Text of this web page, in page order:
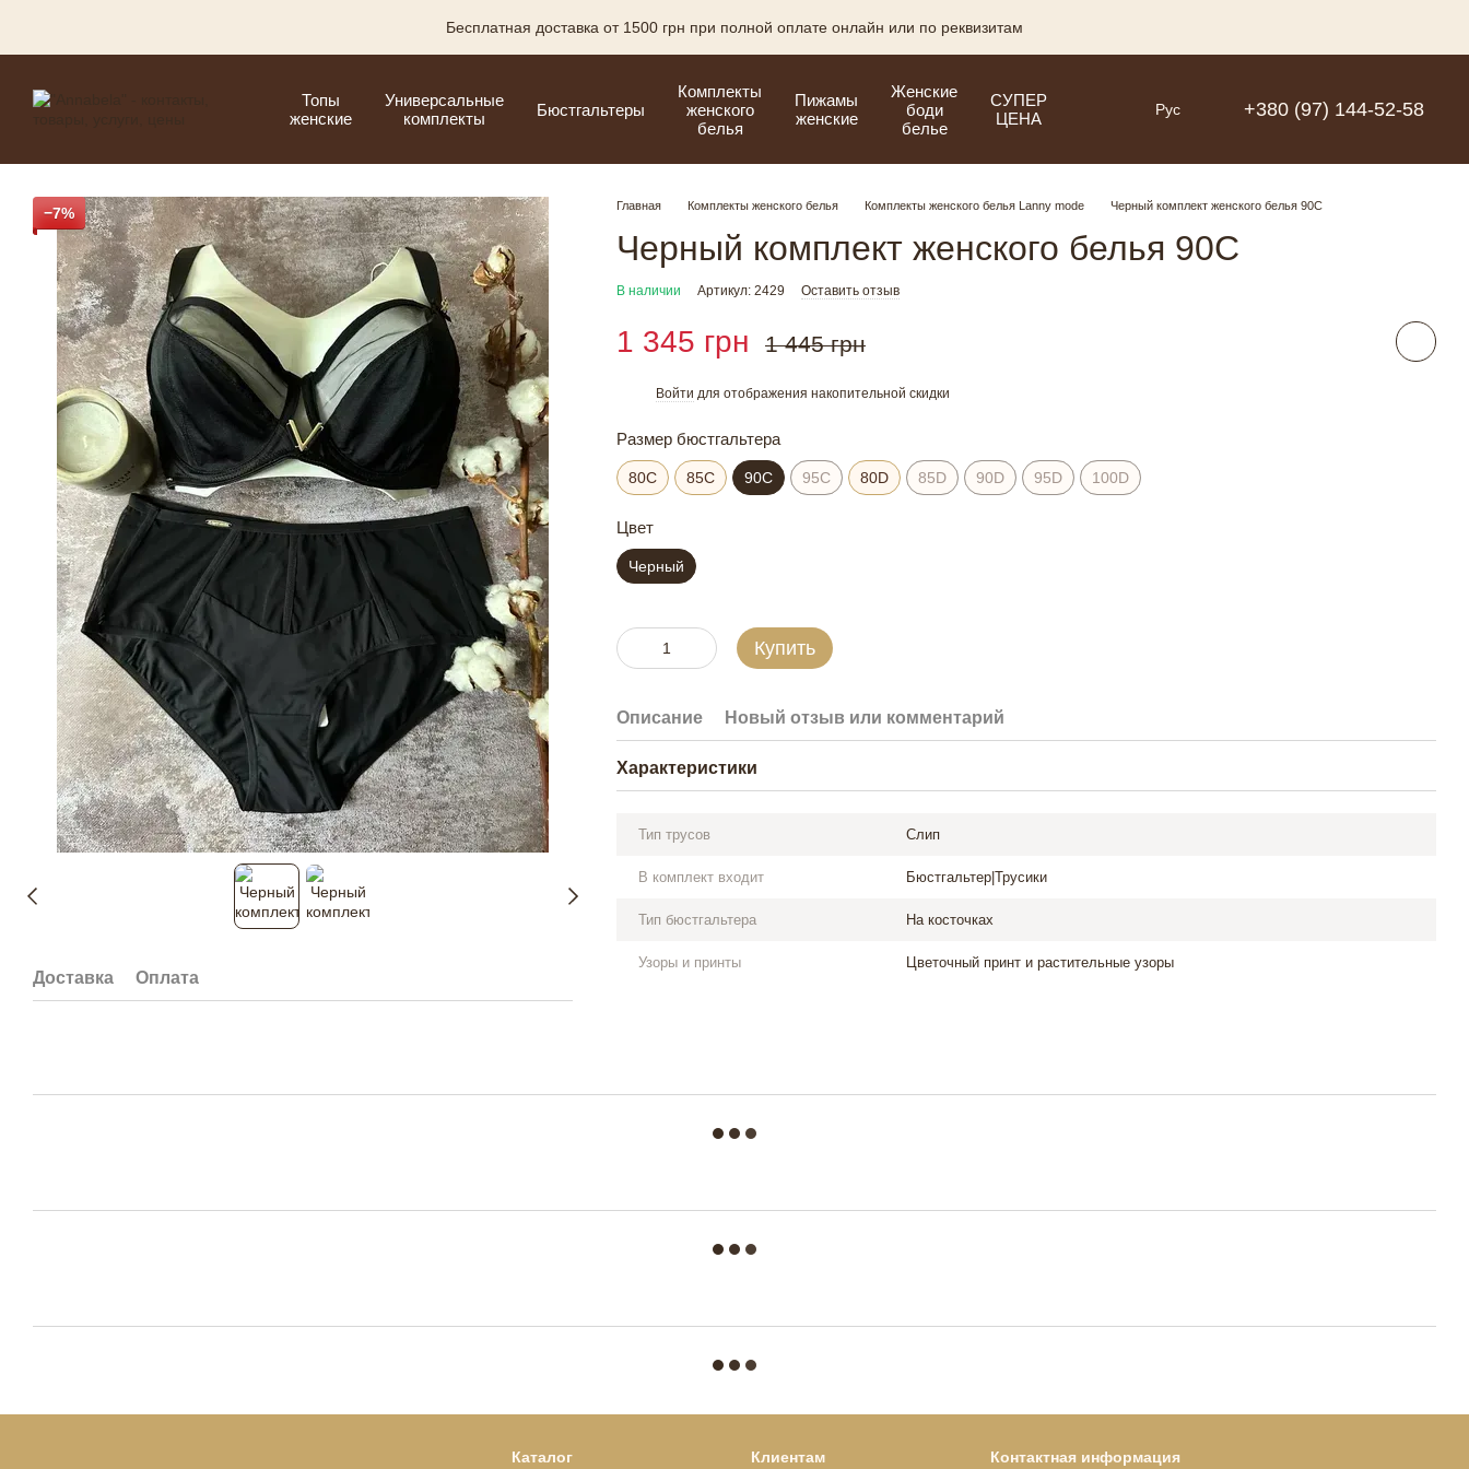
Бесплатная доставка от 1500 грн при полной оплате онлайн или по реквизитам
Топы
женские
Универсальные
комплекты
Бюстгальтеры
Комплекты
женского
белья
Пижамы
женские
Женские
боди
белье
СУПЕР
ЦЕНА
Рус +380 (97) 144-52-58
−7%
Доставка Оплата
Главная Комплекты женского белья Комплекты женского белья Lanny mode Черный комплект женского белья 90C
Черный комплект женского белья 90C
В наличии Артикул: 2429 Оставить отзыв
1 345 грн 1 445 грн
Войти для отображения накопительной скидки
Размер бюстгальтера
80C 85C 90C 95C 80D 85D 90D 95D 100D
Цвет
Черный
Купить
Описание Новый отзыв или комментарий
Характеристики
Тип трусов Слип
В комплект входит Бюстгальтер|Трусики
Тип бюстгальтера На косточках
Узоры и принты Цветочный принт и растительные узоры
Каталог Клиентам Контактная информация